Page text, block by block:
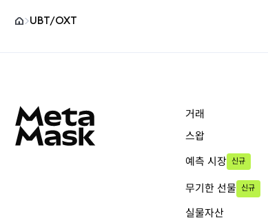
UBT/OXT
거래
스왑
예측 시장 신규
무기한 선물 신규
실물자산